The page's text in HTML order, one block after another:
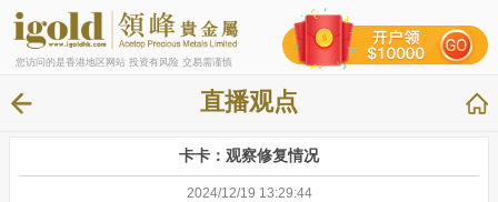
您访问的是香港地区网站 投资有风险 交易需谨慎
直播观点
卡卡：观察修复情况
2024/12/19 13:29:44